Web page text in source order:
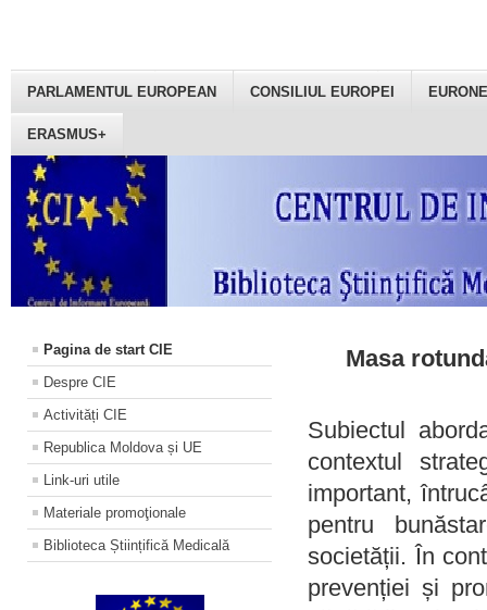
PARLAMENTUL EUROPEAN CONSILIUL EUROPEI
ERASMUS+
Pagina de start CIE
Despre CIE
Activități CIE
Republica Moldova și UE
Link-uri utile
Materiale promoţionale
Biblioteca Științifică Medicală
Masa
Subiectul
contextul
important,
pentru
societății. În
prevenției și